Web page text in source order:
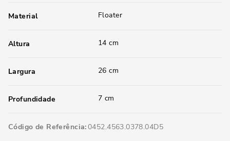
Material Floater
Altura 14 cm
Largura 26 cm
Profundidade 7 cm
Código de Referência 0452.4563.0378.04D5